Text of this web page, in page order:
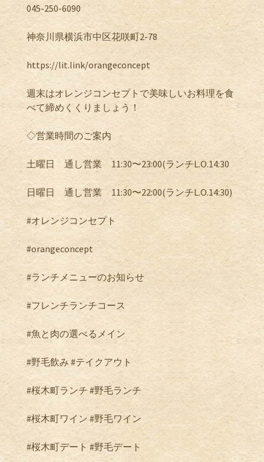
045-250-6090
神奈川県横浜市中区花咲町2-78
https://lit.link/orangeconcept
週末はオレンジコンセプトで美味しいお料理を食
べて締めくくりましょう！
◇営業時間のご案内
土曜日 通し営業 11:30〜23:00(ランチL.O.14:30
日曜日 通し営業11:30〜22:00(ランチL.O.14:30)
#オレンジコンセプト
#orangeconcept
#ランチメニューのお知らせ
#フレンチランチコース
#魚と肉の選べるメイン
#野毛飲み #テイクアウト
#桜木町ランチ#野毛ランチ
#桜木町ワイン#野毛ワイン
#桜木町デート #野毛デート